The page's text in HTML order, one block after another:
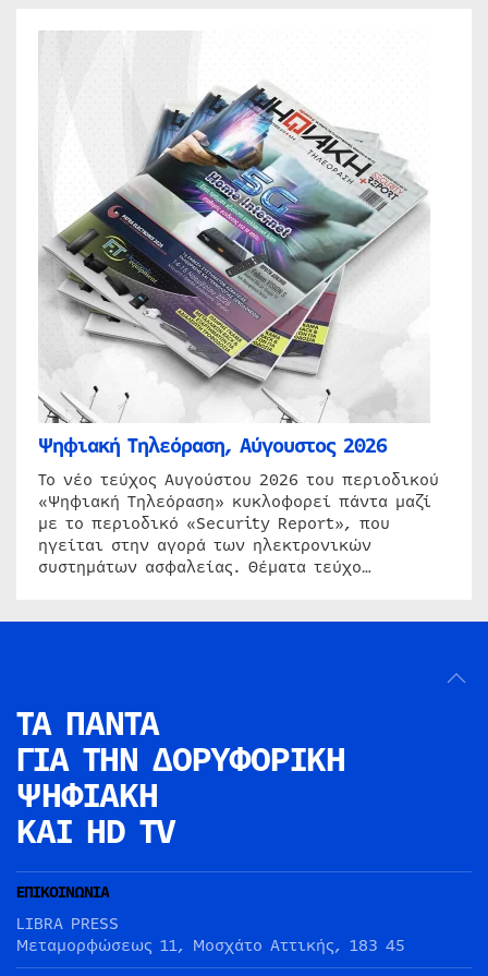
Ψηφιακή Τηλεόραση, Αύγουστος 2026
Το νέο τεύχος Αυγούστου 2026 του περιοδικού
«Ψηφιακή Τηλεόραση» κυκλοφορεί πάντα μαζί
με το περιοδικό «Security Report», που
ηγείται στην αγορά των ηλεκτρονικών
συστημάτων ασφαλείας. Θέματα τεύχο…
ΤΑ ΠΑΝΤΑ
ΓΙΑ ΤΗΝ ΔΟΡΥΦΟΡΙΚΗ
ΨΗΦΙΑΚΗ
ΚΑΙ HD TV
ΕΠΙΚΟΙΝΩΝΙΑ
LIBRA PRESS
Μεταμορφώσεως 11, Μοσχάτο Αττικής, 183 45